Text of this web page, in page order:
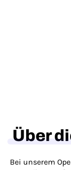
Über
Bei unserem